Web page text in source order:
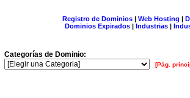
Registro de Dominios| Web Hosting |
Dominios Expirados | Industrias |
Categorías de Dominio:
[Pág.